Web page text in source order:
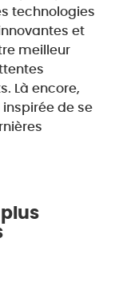
technologies
et
meilleur
Là encore,
inspirée de se